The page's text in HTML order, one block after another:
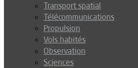
Transport spatial
Télécommunications
Propulsion
Vols habités
Observation
Sciences